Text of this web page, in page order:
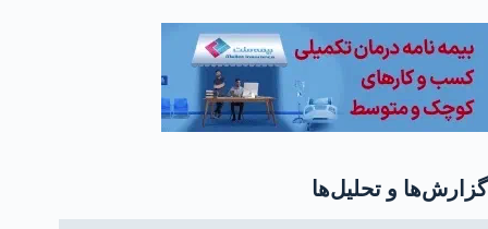
گزارش‌ها و تحلیل‌ها